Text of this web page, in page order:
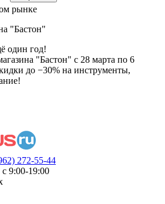
рынке
"Бастон"
один год!
"Бастон" с 28 марта по 6
до −30% на инструменты,
272-55-44
9:00-19:00